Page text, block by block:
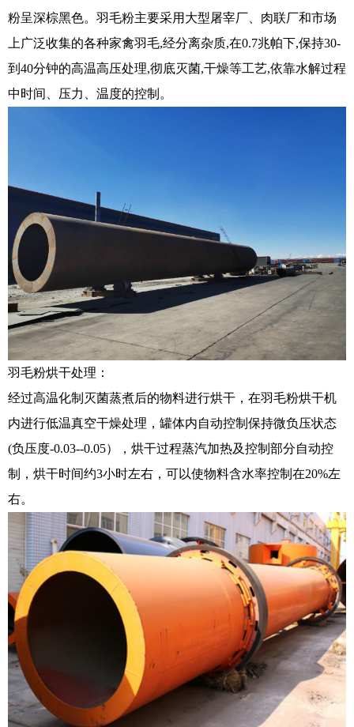
粉呈深棕黑色。羽毛粉主要采用大型屠宰厂、肉联厂和市场
上广泛收集的各种家禽羽毛,经分离杂质,在0.7兆帕下,保持30-
到40分钟的高温高压处理,彻底灭菌,干燥等工艺,依靠水解过程
中时间、压力、温度的控制。
羽毛粉烘干处理：
经过高温化制灭菌蒸煮后的物料进行烘干，在羽毛粉烘干机
内进行低温真空干燥处理，罐体内自动控制保持微负压状态
(负压度-0.03--0.05），烘干过程蒸汽加热及控制部分自动控
制，烘干时间约3小时左右，可以使物料含水率控制在20%左
右。